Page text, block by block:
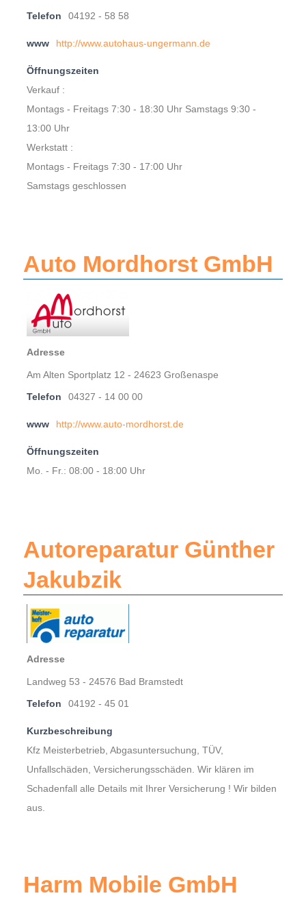
Telefon
04192 - 58 58
www http://www.autohaus-ungermann.de
Öffnungszeiten
Verkauf :
Montags - Freitags 7:30 - 18:30 Uhr Samstags 9:30 -
13:00 Uhr
Werkstatt :
Montags - Freitags 7:30 - 17:00 Uhr
Samstags geschlossen
Auto Mordhorst GmbH
Adresse
Am Alten Sportplatz 12 - 24623 Großenaspe
Telefon
04327 - 14 00 00
www http://www.auto-mordhorst.de
Öffnungszeiten
Mo. - Fr.: 08:00 - 18:00 Uhr
Autoreparatur Günther
Jakubzik
Adresse
Landweg 53 - 24576 Bad Bramstedt
Telefon
04192 - 45 01
Kurzbeschreibung
Kfz Meisterbetrieb, Abgasuntersuchung, TÜV,
Unfallschäden, Versicherungsschäden. Wir klären im
Schadenfall alle Details mit Ihrer Versicherung ! Wir bilden
aus.
Harm Mobile GmbH